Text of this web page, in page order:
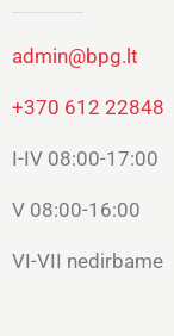
admin@bpg.lt
+370 612 22848
I-IV 08:00-17:00
V 08:00-16:00
VI-VII nedirbame